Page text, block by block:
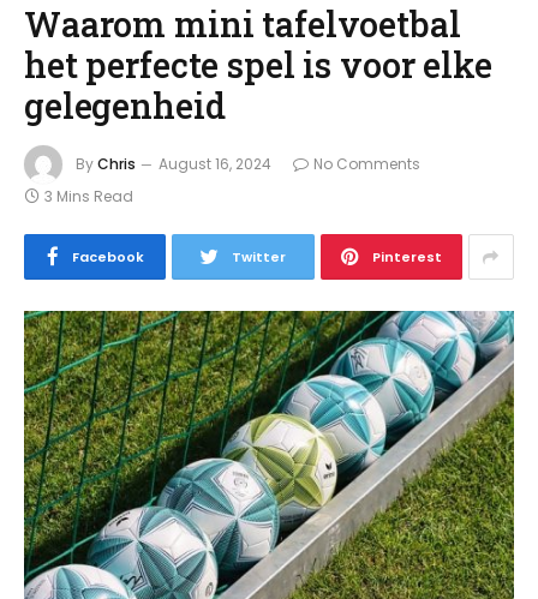
Waarom mini tafelvoetbal
het perfecte spel is voor elke
gelegenheid
ByChris August 16, 2024
No Comments
3 Mins Read
Facebook Twitter Pinterest